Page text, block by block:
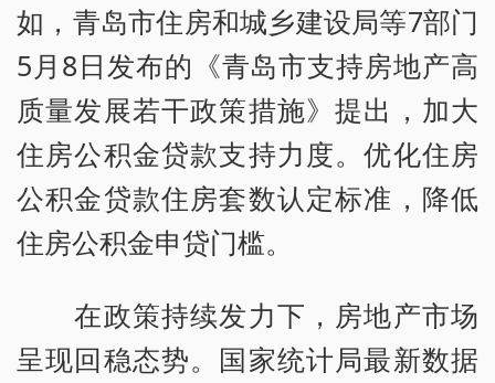
如，青岛市住房和城乡建设局等7部门
5月8日发布的《青岛市支持房地产高
质量发展若干政策措施》提出，加大
住房公积金贷款支持力度。优化住房
公积金贷款住房套数认定标准，降低
住房公积金申贷门槛。
在政策持续发力下，房地产市场
呈现回稳态势。国家统计局最新数据